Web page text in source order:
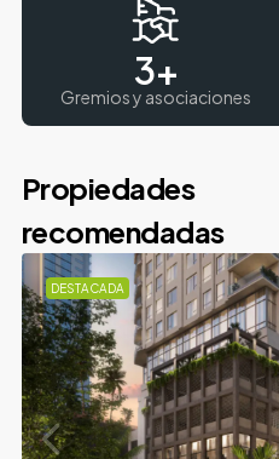
3+
Gremios y asociaciones
Propiedades
recomendadas
DESTACADA